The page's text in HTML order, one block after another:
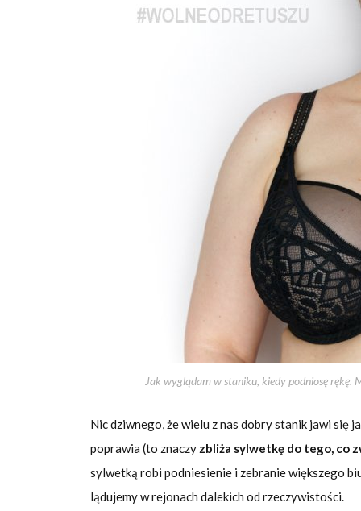
Jak wyglądam w staniku, kiedy podniosę rękę.
Nic dziwnego, że wielu z nas dobry stanik jawi się
poprawia (to znaczy zbliża sylwetkę do tego, co
sylwetką robi podniesienie i zebranie większego
lądujemy w rejonach dalekich od rzeczywistości.